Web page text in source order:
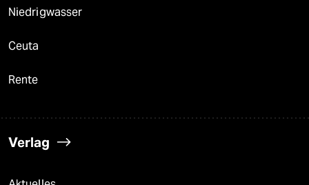
Niedrigwasser
Ceuta
Rente
Verlag